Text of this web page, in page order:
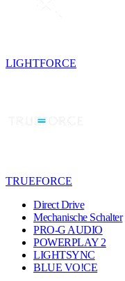
LIGHTFORCE
TRUEFORCE
Direct Drive
Mechanische Schalter
PRO-G AUDIO
POWERPLAY 2
LIGHTSYNC
BLUE VO!CE